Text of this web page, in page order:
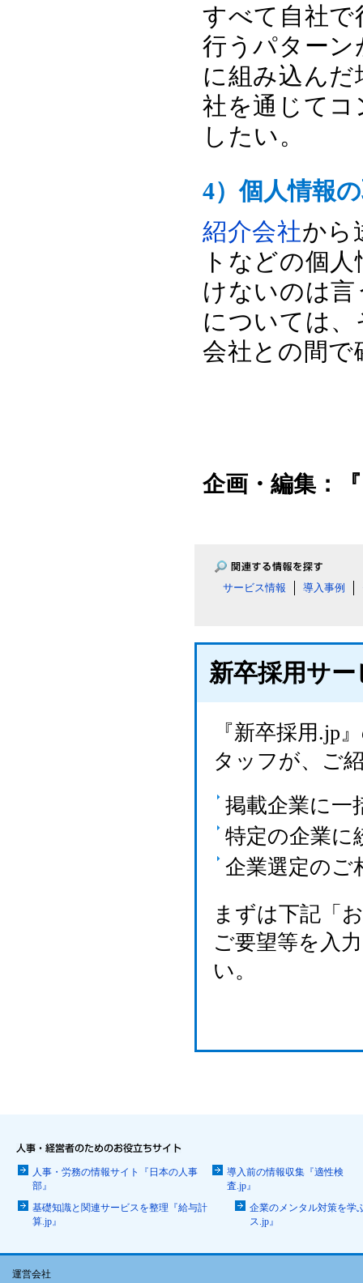
すべて自社で
行うパターン
に組み込ん
社を通じて
したい。
4）個人情報
紹介会社から
トなどの個
けないのは
については
会社との間で
企画・編集：
サービス情報 導入事例
新卒採用サ
『新卒採用.jp
タッフが、ご
掲載企業に一
特定の企業に
企業選定のご
まずは下記「
ご要望等を入
い。
人事・労務の情報サイト『日本の人事
部』
導入前の情報収集『適性検
査.jp』
基礎知識と関連サービスを整理『給与計
算.jp』
企業のメンタル対策を学
ス.jp』
運営会社